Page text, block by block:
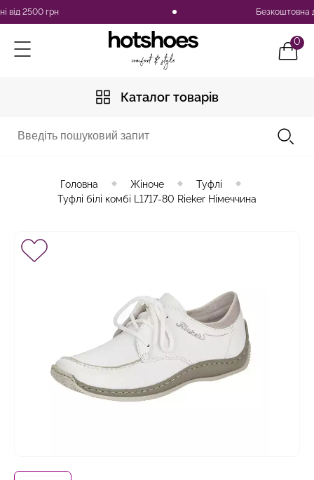
грн Безкоштовна
0
Каталог товарів
Головна Жіноче
Туфлі
Туфлі білі комбі L1717-80 Rieker Німеччина